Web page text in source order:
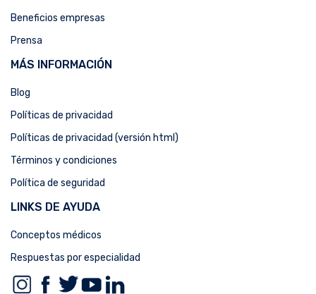
Beneficios empresas
Prensa
MÁS INFORMACIÓN
Blog
Políticas de privacidad
Políticas de privacidad (versión html)
Términos y condiciones
Política de seguridad
LINKS DE AYUDA
Conceptos médicos
Respuestas por especialidad